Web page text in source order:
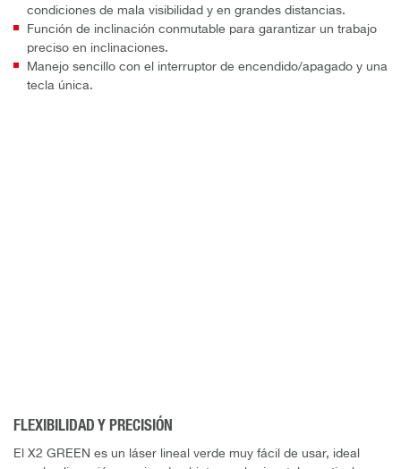
condiciones de mala visibilidad y en grandes distancias.
Función de inclinación conmutable para garantizar un trabajo
preciso en inclinaciones.
Manejo sencillo con el interruptor de encendido/apagado y una
tecla única.
FLEXIBILIDAD Y PRECISIÓN
El X2 GREEN es un láser lineal verde muy fácil de usar, ideal